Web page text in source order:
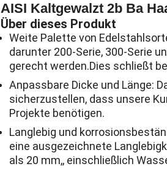
AISI Kaltgewalzt 2b Ba
Über dieses Produkt
Weite Palette von
darunter 200-Serie, 300-Serie
gerecht werden.Dies schließt
Anpassbare Dicke und Länge:
sicherzustellen, dass unsere
Projekte benötigen.
Langlebig und
eine ausgezeichnete
als 20 mm,, einschließlich